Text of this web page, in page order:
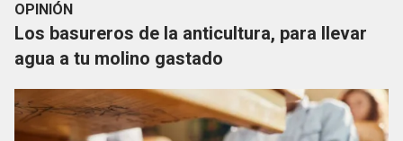
OPINIÓN
Los basureros de la anticultura, para llevar
agua a tu molino gastado